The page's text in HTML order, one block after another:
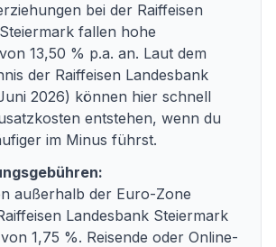
bei der Raiffeisen
fallen hohe
13,50 % p.a. an. Laut dem
der Raiffeisen Landesbank
2026) können hier schnell
entstehen, wenn du
im Minus führst.
außerhalb der Euro-Zone
Landesbank Steiermark
1,75 %. Reisende oder Online-